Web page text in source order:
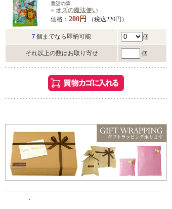
童話の森
● オズの魔法使い
価格： 200円 （税込220円）
7 個までなら即納可能 個
それ以上の数はお取り寄せ 個